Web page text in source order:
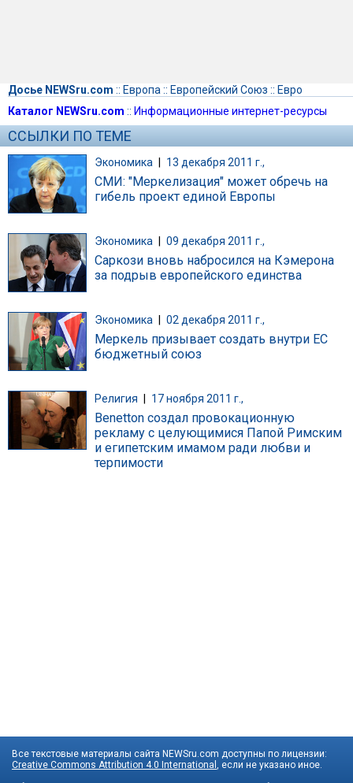
Досье NEWSru.com :: Европа :: Европейский Союз :: Евро
Каталог NEWSru.com :: Информационные интернет-ресурсы
ССЫЛКИ ПО ТЕМЕ
Экономика | 13 декабря 2011 г.,
СМИ: "Меркелизация" может обречь на
гибель проект единой Европы
Экономика 09 декабря 2011 г.,
Саркози вновь набросился на Кэмерона
за подрыв европейского единства
Экономика 02 декабря 2011 г.,
Меркель призывает создать внутри ЕС
бюджетный союз
Религия 17 ноября 2011 г.,
Benetton создал провокационную
рекламу с целующимися Папой Римским
и египетским имамом ради любви и
терпимости
Все текстовые материалы сайта NEWSru.com доступны по лицензии:
Creative Commons Attribution 4.0 International
, если не указано иное.